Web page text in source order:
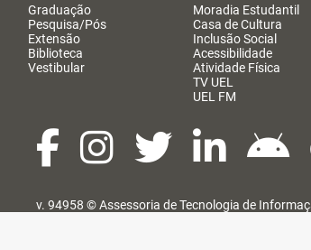
Graduação
Pesquisa/Pós
Extensão
Biblioteca
Vestibular
Moradia Estudantil
Casa de Cultura
Inclusão Social
Acessibilidade
Atividade Física
TV UEL
UEL FM
v. 94958 ©Assessoria de Tecnologia de